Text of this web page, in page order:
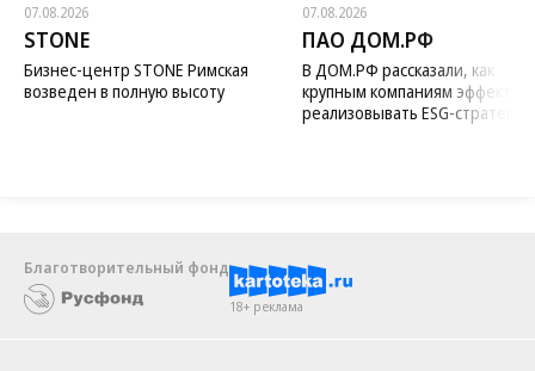
07.08.2026
STONE
Бизнес-центр STONE Римская
возведен в полную высоту
07.08.2026
ПАО ДОМ.РФ
В ДОМ.РФ рассказали, как
крупным компаниям
реализовывать ESG-стратегию
Благотворительный фонд
18+ реклама